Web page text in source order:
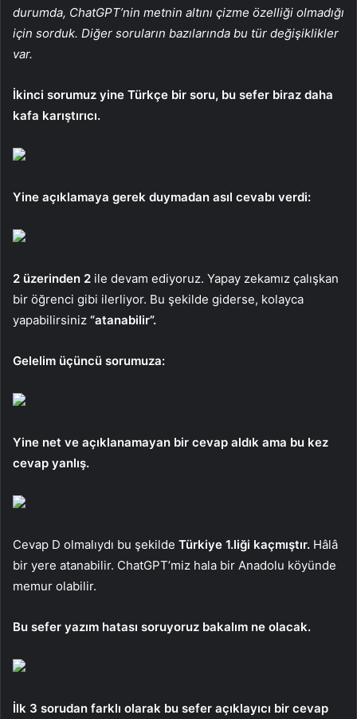
durumda, ChatGPT’nin metnin altını çizme özelliği olmadığı
için sorduk. Diğer soruların bazılarında bu tür değişiklikler
var.
İkinci sorumuz yine Türkçe bir soru, bu sefer biraz daha
kafa karıştırıcı.
Yine açıklamaya gerek duymadan asıl cevabı verdi:
2 üzerinden 2 ile devam ediyoruz. Yapay zekamız çalışkan
bir öğrenci gibi ilerliyor. Bu şekilde giderse, kolayca
yapabilirsiniz “atanabilir”.
Gelelim üçüncü sorumuza:
Yine net ve açıklanamayan bir cevap aldık ama bu kez
cevap yanlış.
Cevap D olmalıydı bu şekilde Türkiye 1.liği kaçmıştır. Hâlâ
bir yere atanabilir. ChatGPT’miz hala bir Anadolu köyünde
memur olabilir.
Bu sefer yazım hatası soruyoruz bakalım ne olacak.
İlk 3 sorudan farklı olarak bu sefer açıklayıcı bir cevap